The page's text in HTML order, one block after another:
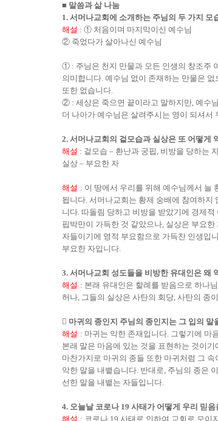
■ 말씀과 삶 나눔
1. 서머나교회에 소개하는 주님의 두 가지 모
해설 : ① 처음이며 마지막이신 예수님
② 죽었다가 살아나신 예수님
① : 주님은 천지 만물과 모든 인생의 창조주
의미합니다. 예수님 없이 존재하는 만물은 없
또한 없습니다.
② : 세상은 죽으면 끝이라고 말하지만, 예수
더 나아가 예수님은 살려주시는 영이 되셔서
2. 서머나교회의 겉모습과 실상은 또 어떻게
해설 : 겉모습 – 환난과 궁핍 , 비방을 당하는
실상 – 부요한 자
해설 : 이 땅에서 우리를 위해 예수님께서 늘
됩니다. 서머나교회는 황제 숭배에 참여하지
니다. 따돌림 당하고 비방을 받았기에 경제적
핍박만이 가득한 것 같았으나, 실상은 부요한
자들이기에 영적 부요함으로 가득찬 인생입
부요한 자입니다.
3. 서머나교회 성도들을 비방한 유대인은 왜
해설 : 본래 유대인은 할례를 받음으로 하나
허나, 그들의 실상은 사탄의 회당, 사탄의 종
 마귀의 종인지 주님의 종인지는 그 입의 말
해설 : 마귀는 악한 존재입니다. 그렇기에 마
본래 말은 마음에 있는 것을 표현하는 것이
마찬가지로 마귀의 종들 또한 마귀처럼 그
악한 말을 내뱉습니다. 반대로, 주님의 종은
선한 말을 내뱉는 자들입니다.
4. 오늘날 코로나 19 사태가 어떻게 우리 믿
해설 : 코로나 19 사태로 인하여 교회로 모이